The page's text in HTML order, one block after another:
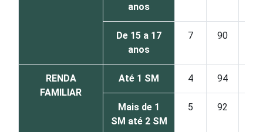
anos
De 15 a 17
anos
7 90
RENDA
FAMILIAR
Até 1 SM 4 94
Mais de 1
SM até 2 SM
5 92